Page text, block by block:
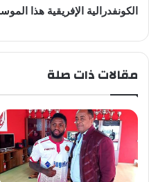
الكونفدرالية الإفريقية هذا
مقالات ذات صلة